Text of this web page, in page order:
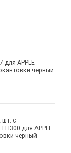
для APPLE
черный
шт. с
для APPLE
черный